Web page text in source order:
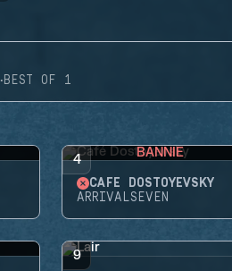
·BEST OF 1
4 BANNIE
CAFÉ DOSTOYEVSKY
ARRIVALSEVEN
9